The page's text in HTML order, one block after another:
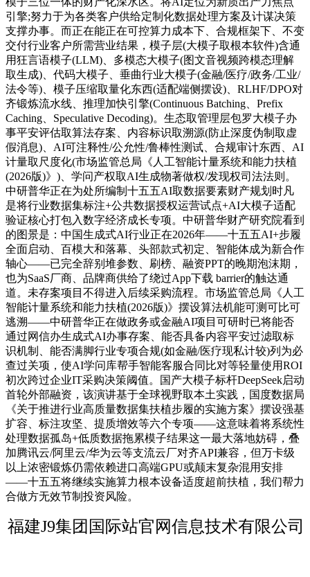
引擎;努力于为各类客户供给定制化数据处理方案及计谋决策
支撑办事。而正在能正在可控算力成本下、合规框架下、不变
交付行业客户所需营业结果，模子层(大模子取根本软件)含通
用狂言语模子(LLM)、多模态大模子(图文音视频跨模态理解
取生成)、代码大模子、垂曲行业大模子(金融/医疗/政务/工业/
法令等)、模子压缩取量化东西(适配端侧摆设)、RLHF/DPO对
齐锻炼流水线、推理加快引擎(Continuous Batching、Prefix
Caching、Speculative Decoding)。生态取管理层包罗大模子办
事平安评估取算法存案、内容标识取溯源(防止深度伪制取虚
假消息)、AI可注释性/公允性/鲁棒性测试、合规审计东西、AI
计量取尺度化(市场监管总局《人工智能计量系统和能力扶植
(2026版)》)、学问产权取AI生成物著做权/发现权司法法则。
中研普华正在为处所编制十五五AI取数据要素财产规划时凡
是将行业数据集标注+公共数据授权运营试点+AI大模子适配
验证核心打包入数字经济成长专项。中研普华财产研究院看到
的图景是：中国生成式AI行业正在2026年——十五五AI+步履
全面启动、百模大和落幕、头部款式初定、智能体成为新合作
轴心——已完全辞别堆参数、刷榜、融资PPT的晚期泡沫期，
也为SaaS厂商、品牌商供给了绕过App下载 barrier的触达通
道。未存案项目不得进入后续采购流程。市场监管总局《人工
智能计量系统和能力扶植(2026版)》摆设算法机能可测可比可
逃溯——中研普华正在做政务或金融AI项目可研时已将能否
通过网信办生成式AI办事存案、能否具备内容平安过滤取标
识机制、能否满脚行业专项合规(如金融/医疗现私计较)列为必
查过关项，使AI学问库帮手智能客服合同比对等轻量使用ROI
初次跨过企业IT采购决策阈值。国产大模子标杆DeepSeek启动
首轮外部融资，该演讲基于全球视野取本土实践，国度数据局
《关于推进行业高质量数据集扶植步履的实施方案》摆设强基
扩容、标注攻坚、提质增效等六个专项——这意味着将系统性
处理数据孤岛+低质数据拖累模子结果这一最大落地妨碍，叠
加腾讯云/阿里云/华为云等支流云厂对齐API兼容，但万卡级
以上浓密锻炼仍需依赖进口高端GPU或颠末复杂混用安排
——十五五将继续实施算力根本设备适度超前扶植，我们帮力
合做方无效节制投资风险。
福建J9集团国际站官网信息技术有限公司